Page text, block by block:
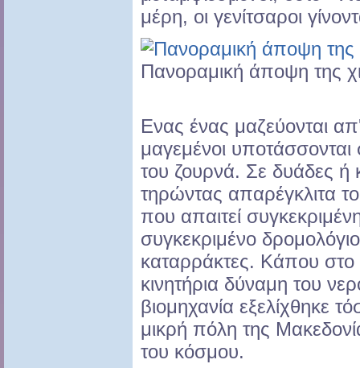
μέρη, οι γενίτσαροι
Πανοραμική άποψη της
Ενας ένας μαζεύονται
μαγεμένοι
του ζουρνά. Σε δυάδες ή
τηρώντας απαρέγκλιτα
που απαιτεί
συγκεκριμένο
καταρράκτες. Κάπου στο
κινητήρια δύναμη του
βιομηχανία εξελίχθηκε
μικρή πόλη της
του κόσμου.